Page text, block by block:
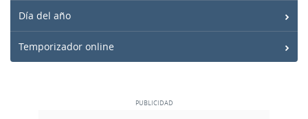
Día del año
Temporizador online